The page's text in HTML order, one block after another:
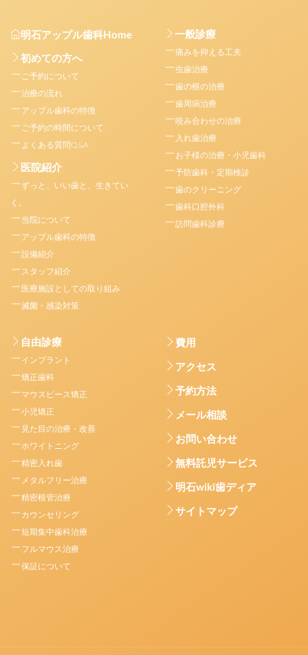
明石アップル歯科Home
初めての方へ
ご予約について
治療の流れ
アップル歯科の特徴
ご予約の時間について
よくある質問Q&A
医院紹介
ずっと、いい歯と、生きてい
く。
当院について
アップル歯科の特徴
設備紹介
スタッフ紹介
医療施設としての取り組み
滅菌・感染対策
一般診療
痛みを抑える工夫
虫歯治療
歯の根の治療
歯周病治療
咬み合わせの治療
入れ歯治療
お子様の治療・小児歯科
予防歯科・定期検診
歯のクリーニング
歯科口腔外科
訪問歯科診療
自由診療
インプラント
矯正歯科
マウスピース矯正
小児矯正
見た目の治療・改善
ホワイトニング
精密入れ歯
メタルフリー治療
精密根管治療
カウンセリング
短期集中歯科治療
フルマウス治療
保証について
費用
アクセス
予約方法
メール相談
お問い合わせ
無料託児サービス
明石wiki歯ディア
サイトマップ